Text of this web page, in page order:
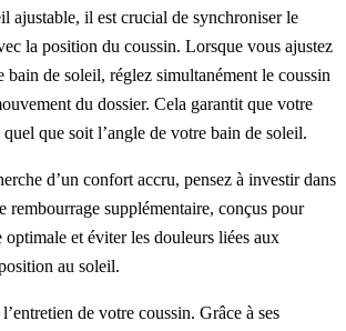
ajustable, il est crucial de synchroniser le
la position du coussin. Lorsque vous ajustez
bain de soleil, réglez simultanément le coussin
du dossier. Cela garantit que votre
que soit l’angle de votre bain de soleil.
d’un confort accru, pensez à investir dans
rembourrage supplémentaire, conçus pour
et éviter les douleurs liées aux
au soleil.
de votre coussin. Grâce à ses